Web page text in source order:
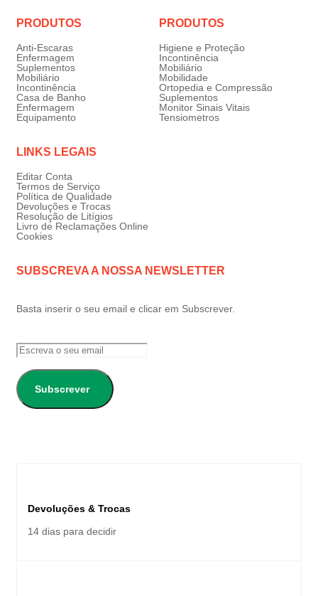
PRODUTOS
Anti-Escaras
Enfermagem
Suplementos
Mobiliário
Incontinência
Casa de Banho
Enfermagem
Equipamento
PRODUTOS
Higiene e Proteção
Incontinência
Mobiliário
Mobilidade
Ortopedia e Compressão
Suplementos
Monitor Sinais Vitais
Tensiometros
LINKS LEGAIS
Editar Conta
Termos de Serviço
Política de Qualidade
Devoluções e Trocas
Resolução de Litígios
Livro de Reclamações Online
Cookies
SUBSCREVA A NOSSA NEWSLETTER
Basta inserir o seu email e clicar em Subscrever.
Subscrever
Devoluções & Trocas
14 dias para decidir